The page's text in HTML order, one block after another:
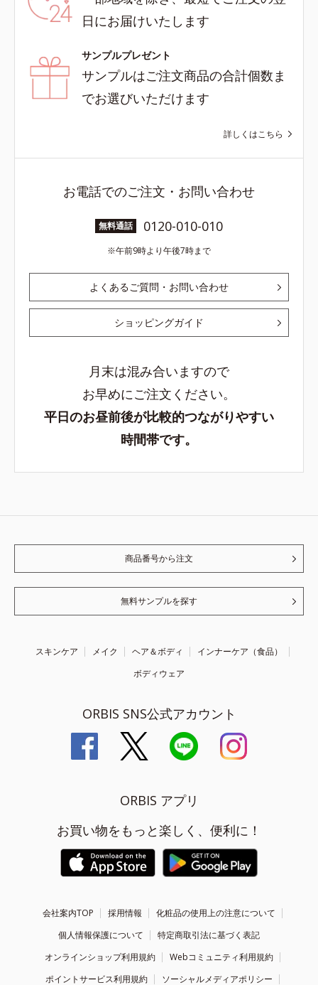
日にお届けいたします
サンプルプレゼント
サンプルはご注文商品の合計個数ま
でお選びいただけます
詳しくはこちら
お電話でのご注文・お問い合わせ
無料通話 0120-010-010
午前9時より午後7時まで
よくあるご質問・お問い合わせ
ショッピングガイド
月末は混み合いますので
お早めにご注文ください。
平日のお昼前後が比較的つながりやすい
時間帯です。
商品番号から注文
無料サンプルを探す
スキンケア メイク ヘア＆ボディ
インナーケア（食品）
ボディウェア
ORBIS SNS公式アカウント
ORBIS アプリ
お買い物をもっと楽しく、便利に！
会社案内TOP 採用情報
化粧品の使用上の注意について
個人情報保護について
特定商取引法に基づく表記
オンラインショップ利用規約
Webコミュニティ利用規約
ポイントサービス利用規約
ソーシャルメディアポリシー